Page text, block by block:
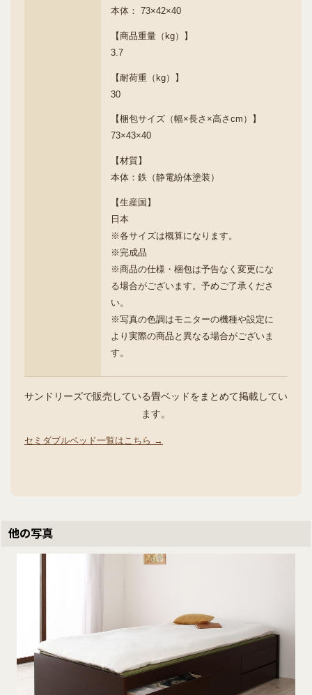
本体： 73×42×40
【商品重量（kg）】
3.7
【耐荷重（kg）】
30
【梱包サイズ（幅×長さ×高さcm）】
73×43×40
【材質】
本体：鉄（静電紛体塗装）
【生産国】
日本
※各サイズは概算になります。
※完成品
※商品の仕様・梱包は予告なく変更にな
る場合がございます。予めご了承くださ
い。
※写真の色調はモニターの機種や設定に
より実際の商品と異なる場合がございま
す。
サンドリーズで販売している畳ベッドをまとめて掲載してい
ます。
セミダブルベッド一覧はこちら →
他の写真